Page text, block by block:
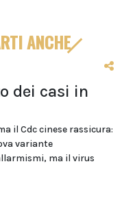
ANCHE
dei casi in
il Cdc cinese rassicura:
variante
ma il virus